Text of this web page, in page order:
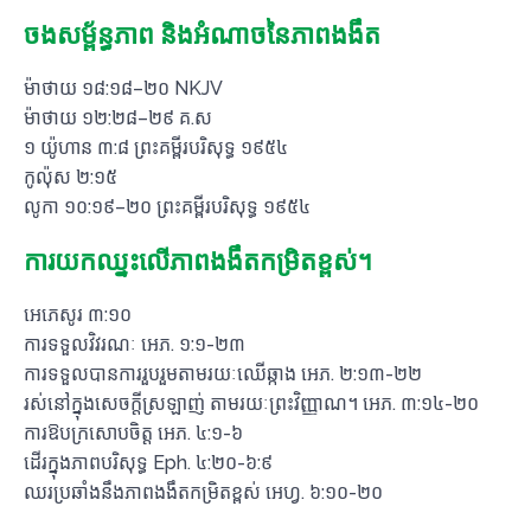
ចងសម្ព័ន្ធភាព និងអំណាចនៃភាពងងឹត
ម៉ាថាយ ១៨:១៨–២០ NKJV
ម៉ាថាយ ១២:២៨–២៩ គ.ស
១ យ៉ូហាន ៣:៨ ព្រះគម្ពីរបរិសុទ្ធ ១៩៥៤
កូល៉ុស ២:១៥
លូកា ១០:១៩–២០ ព្រះគម្ពីរបរិសុទ្ធ ១៩៥៤
ការយកឈ្នះលើភាពងងឹតកម្រិតខ្ពស់។
អេភេសូរ ៣:១០
ការ​ទទួល​វិវរណៈ អេភ. ១:១​-​២៣
ការ​ទទួល​បាន​ការ​រួបរួម​តាម​រយៈ​ឈើឆ្កាង អេភ. ២:១៣​-​២២
រស់នៅក្នុងសេចក្តីស្រឡាញ់ តាមរយៈព្រះវិញ្ញាណ។ អេភ. ៣:១៤​-​២០
ការ​ឱប​ក្រសោប​ចិត្ត អេភ. ៤:១​-​៦
ដើរក្នុងភាពបរិសុទ្ធ Eph. ៤:២០-៦:៩
ឈរប្រឆាំងនឹងភាពងងឹតកម្រិតខ្ពស់ អេហ្វ. ៦:១០​-​២០